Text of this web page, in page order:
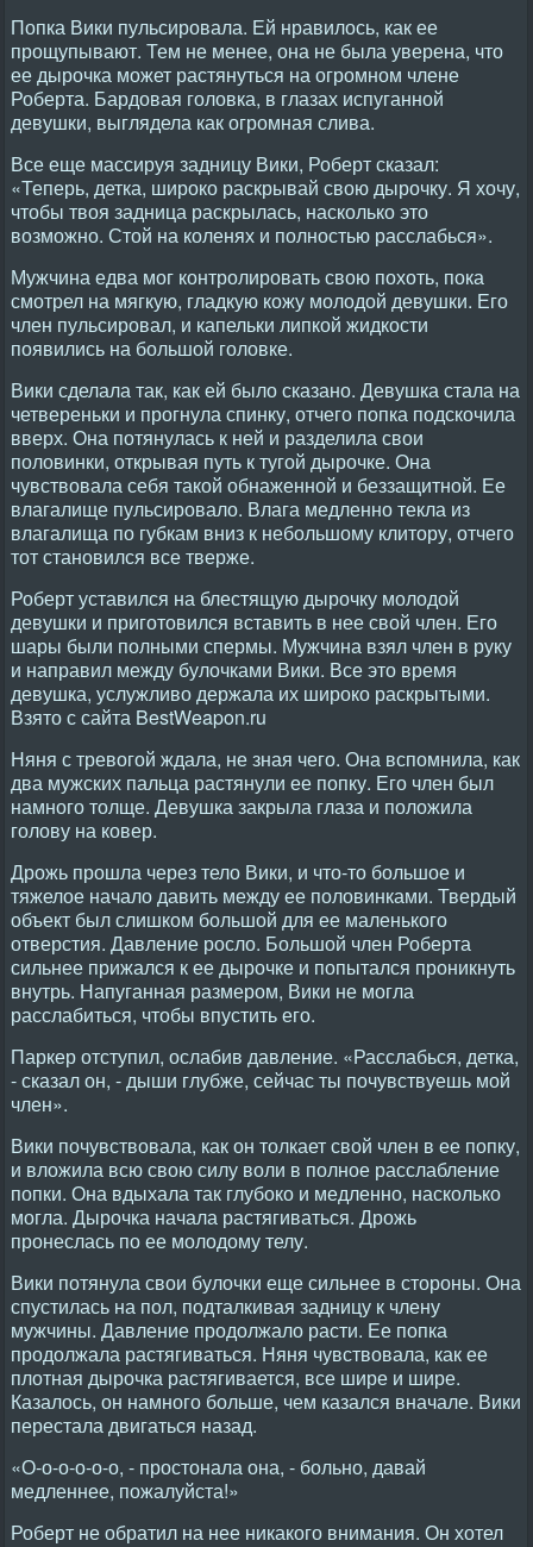
Попка Вики пульсировала. Ей нравилось, как ее
прощупывают. Тем не менее, она не была уверена, что
ее дырочка может растянуться на огромном члене
Роберта. Бардовая головка, в глазах испуганной
девушки, выглядела как огромная слива.
Все еще массируя задницу Вики, Роберт сказал:
«Теперь, детка, широко раскрывай свою дырочку. Я хочу,
чтобы твоя задница раскрылась, насколько это
возможно. Стой на коленях и полностью расслабься».
Мужчина едва мог контролировать свою похоть, пока
смотрел на мягкую, гладкую кожу молодой девушки. Его
член пульсировал, и капельки липкой жидкости
появились на большой головке.
Вики сделала так, как ей было сказано. Девушка стала на
четвереньки и прогнула спинку, отчего попка подскочила
вверх. Она потянулась к ней и разделила свои
половинки, открывая путь к тугой дырочке. Она
чувствовала себя такой обнаженной и беззащитной. Ее
влагалище пульсировало. Влага медленно текла из
влагалища по губкам вниз к небольшому клитору, отчего
тот становился все тверже.
Роберт уставился на блестящую дырочку молодой
девушки и приготовился вставить в нее свой член. Его
шары были полными спермы. Мужчина взял член в руку
и направил между булочками Вики. Все это время
девушка, услужливо держала их широко раскрытыми.
Взято с сайта BestWeapon.ru
Няня с тревогой ждала, не зная чего. Она вспомнила, как
два мужских пальца растянули ее попку. Его член был
намного толще. Девушка закрыла глаза и положила
голову на ковер.
Дрожь прошла через тело Вики, и что-то большое и
тяжелое начало давить между ее половинками. Твердый
объект был слишком большой для ее маленького
отверстия. Давление росло. Большой член Роберта
сильнее прижался к ее дырочке и попытался проникнуть
внутрь. Напуганная размером, Вики не могла
расслабиться, чтобы впустить его.
Паркер отступил, ослабив давление. «Расслабься, детка,
- сказал он, - дыши глубже, сейчас ты почувствуешь мой
член».
Вики почувствовала, как он толкает свой член в ее попку,
и вложила всю свою силу воли в полное расслабление
попки. Она вдыхала так глубоко и медленно, насколько
могла. Дырочка начала растягиваться. Дрожь
пронеслась по ее молодому телу.
Вики потянула свои булочки еще сильнее в стороны. Она
спустилась на пол, подталкивая задницу к члену
мужчины. Давление продолжало расти. Ее попка
продолжала растягиваться. Няня чувствовала, как ее
плотная дырочка растягивается, все шире и шире.
Казалось, он намного больше, чем казался вначале. Вики
перестала двигаться назад.
«О-о-о-о-о-о, - простонала она, - больно, давай
медленнее, пожалуйста!»
Роберт не обратил на нее никакого внимания. Он хотел